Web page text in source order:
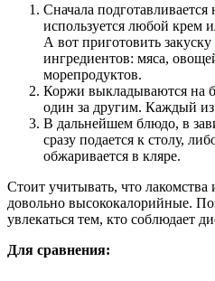
Сначала подготавливается
используется любой крем
А вот приготовить
ингредиентов: мяса,
морепродуктов.
Коржи выкладываются на
один за другим. Каждый
В дальнейшем блюдо, в
сразу подается к столу,
обжаривается в кляре.
Стоит учитывать, что
довольно высококалорийные.
увлекаться тем, кто соблюдает
Для сравнения: